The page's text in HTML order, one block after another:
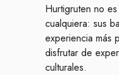
Hurtigruten no
cualquiera: sus
experiencia más
disfrutar de
culturales.